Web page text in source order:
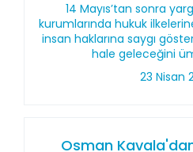
14 Mayıs’tan sonra
kurumlarında hukuk
insan haklarına saygı
hale geleceğini
23 Nisan
Osman